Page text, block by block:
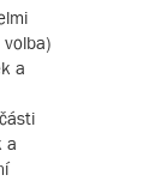
volba)
a
a